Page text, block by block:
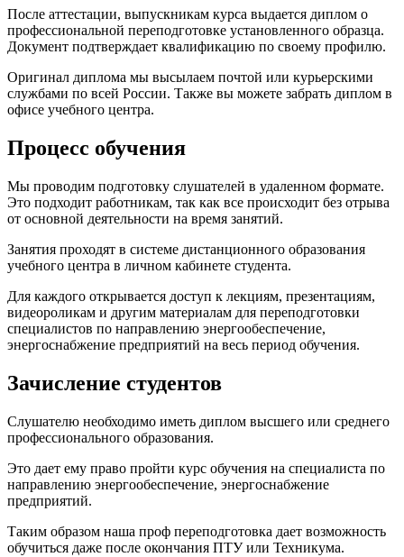
После аттестации, выпускникам курса выдается диплом о
профессиональной переподготовке установленного образца.
Документ подтверждает квалификацию по своему профилю.
Оригинал диплома мы высылаем почтой или курьерскими
службами по всей России. Также вы можете забрать диплом в
офисе учебного центра.
Процесс обучения
Мы проводим подготовку слушателей в удаленном формате.
Это подходит работникам, так как все происходит без отрыва
от основной деятельности на время занятий.
Занятия проходят в системе дистанционного образования
учебного центра в личном кабинете студента.
Для каждого открывается доступ к лекциям, презентациям,
видеороликам и другим материалам для переподготовки
специалистов по направлению энергообеспечение,
энергоснабжение предприятий на весь период обучения.
Зачисление студентов
Слушателю необходимо иметь диплом высшего или среднего
профессионального образования.
Это дает ему право пройти курс обучения на специалиста по
направлению энергообеспечение, энергоснабжение
предприятий.
Таким образом наша проф переподготовка дает возможность
обучиться даже после окончания ПТУ или Техникума.